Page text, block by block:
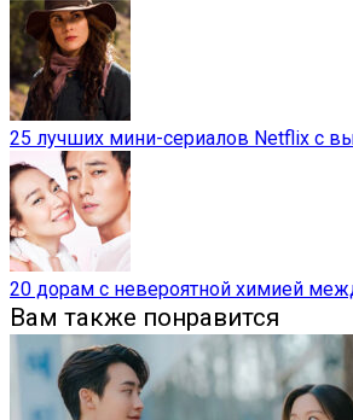
25 лучших мини-сериалов Netflix с
20 дорам с невероятной химией
Вам также понравится